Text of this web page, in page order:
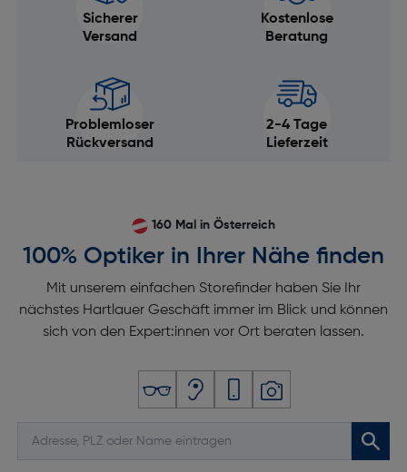
Sicherer
Versand
Kostenlose
Beratung
Problemloser
Rückversand
2-4 Tage
Lieferzeit
160 Mal in Österreich
100% Optiker in Ihrer Nähe finden
Mit unserem einfachen Storefinder haben Sie Ihr
nächstes Hartlauer Geschäft immer im Blick und können
sich von den Expert:innen vor Ort beraten lassen.